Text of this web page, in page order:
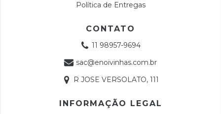
Política de Entregas
CONTATO
11 98957-9694
sac@enoivinhas.com.br
R JOSE VERSOLATO, 111
INFORMAÇÃO LEGAL